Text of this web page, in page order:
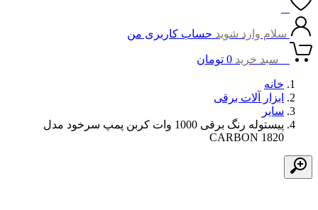
سلام وارد شوید حساب کاربری من
سبد خرید 0 تومان
خانه
ابزار آلات برقی
سایر
پیستوله رنگ برقی 1000 وات کربن پمپ سرخود مدل
CARBON 1820